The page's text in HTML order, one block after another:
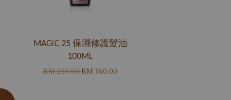
MAGIC 25 保濕修護髮油
100ML
RM 210.00RM 160.00